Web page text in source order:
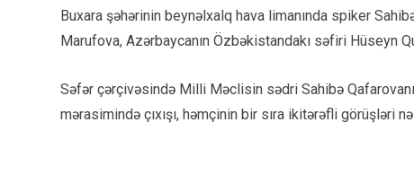
Buxara şəhərinin beynəlxalq hava limanında spiker
Marufova, Azərbaycanın Özbəkistandakı səfiri Hüseyn
Səfər çərçivəsində Milli Məclisin sədri Sahibə
mərasimində çıxışı, həmçinin bir sıra ikitərəfli görüşləri